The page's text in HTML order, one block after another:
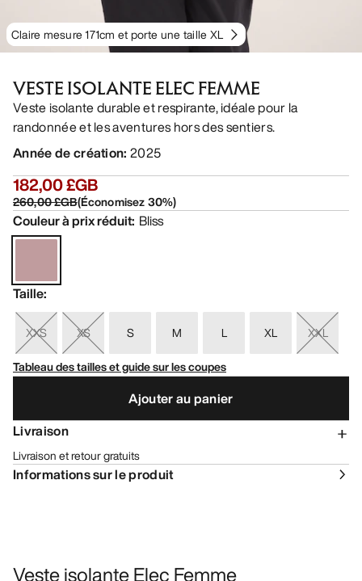
Claire mesure 171cm et porte une taille XL
VESTE ISOLANTE ELEC FEMME
Veste isolante durable et respirante, idéale pour la
randonnée et les aventures hors des sentiers.
Année de création: 2025
182,00 £GB
260,00 £GB(Économisez30%)
Couleur à prix réduit: Bliss
Taille:
XXS XS S M L XL
XXL
Tableau des tailles et guide sur les coupes
Ajouter au panier
Livraison
Livraison et retour gratuits
Informations sur le produit
Veste isolante Elec Femme